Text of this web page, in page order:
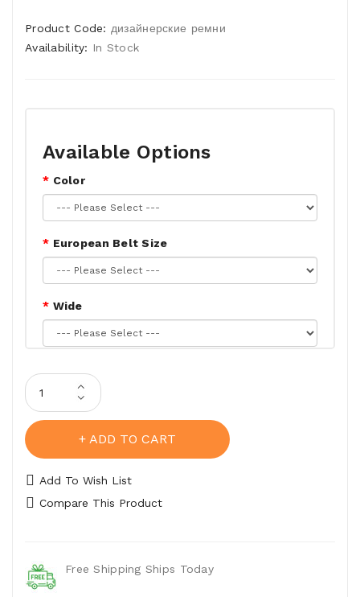
Product Code: дизайнерские ремни
Availability: In Stock
Available Options
Color
European Belt Size
Wide
ADD TO CART
Add To Wish List
Compare This Product
Free Shipping Ships Today